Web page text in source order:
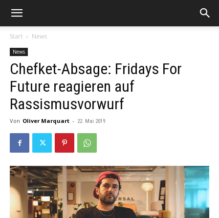
Start News
News
Chefket-Absage: Fridays For
Future reagieren auf
Rassismusvorwurf
Von Oliver Marquart - 22. Mai 2019